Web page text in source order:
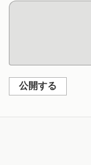
公開する